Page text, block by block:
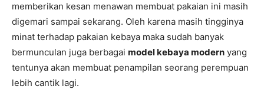
memberikan kesan menawan membuat pakaian ini masih
digemari sampai sekarang. Oleh karena masih tingginya
minat terhadap pakaian kebaya maka sudah banyak
bermunculan juga berbagai model kebaya modern yang
tentunya akan membuat penampilan seorang perempuan
lebih cantik lagi.